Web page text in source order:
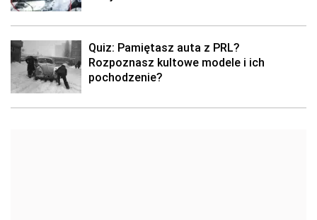
Quiz: Pamiętasz auta z PRL?
Rozpoznasz kultowe modele i ich
pochodzenie?